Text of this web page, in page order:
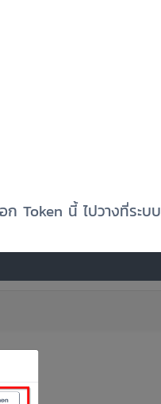
Token นี้ ไปวางที่ระบบ